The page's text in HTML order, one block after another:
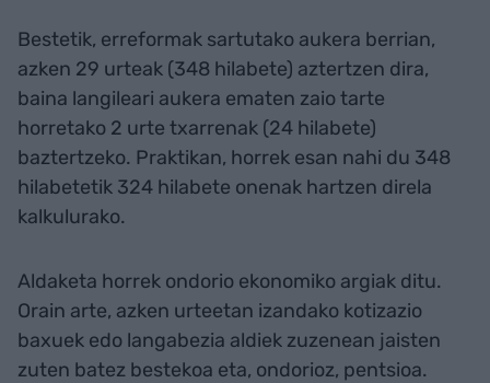
Bestetik, erreformak sartutako aukera berrian,
azken 29 urteak (348 hilabete) aztertzen dira,
baina langileari aukera ematen zaio tarte
horretako 2 urte txarrenak (24 hilabete)
baztertzeko. Praktikan, horrek esan nahi du 348
hilabetetik 324 hilabete onenak hartzen direla
kalkulurako.
Aldaketa horrek ondorio ekonomiko argiak ditu.
Orain arte, azken urteetan izandako kotizazio
baxuek edo langabezia aldiek zuzenean jaisten
zuten batez bestekoa eta, ondorioz, pentsioa.